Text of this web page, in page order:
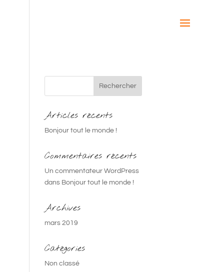
Articles récents
Bonjour tout le monde !
Commentaires récents
Un commentateur WordPress
dans Bonjour tout le monde !
Archives
mars 2019
Catégories
Non classé